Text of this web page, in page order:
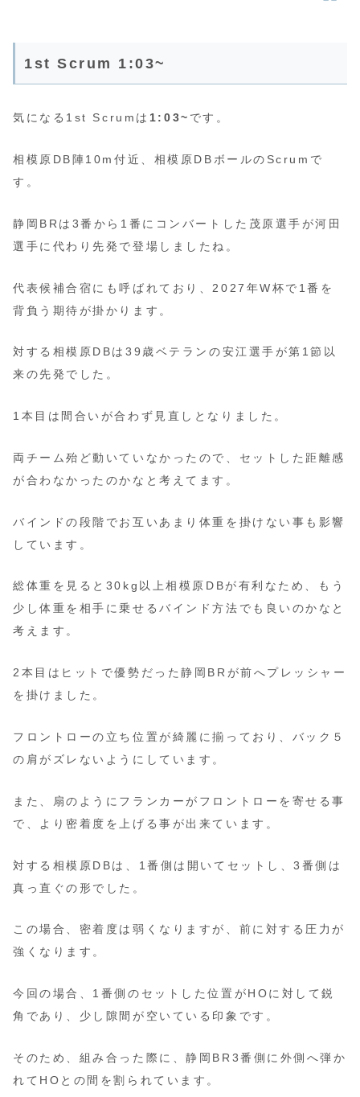
1st Scrum 1:03~
気になる1st Scrumは 1:03~ です。
相模原DB陣10m付近、相模原DBボールのScrumで
す。
静岡BRは3番から1番にコンバートした茂原選手が河田
選手に代わり先発で登場しましたね。
代表候補合宿にも呼ばれており、2027年W杯で1番を
背負う期待が掛かります。
対する相模原DBは39歳ベテランの安江選手が第1節以
来の先発でした。
1本目は間合いが合わず見直しとなりました。
両チーム殆ど動いていなかったので、セットした距離感
が合わなかったのかなと考えてます。
バインドの段階でお互いあまり体重を掛けない事も影響
しています。
総体重を見ると30kg以上相模原DBが有利なため、もう
少し体重を相手に乗せるバインド方法でも良いのかなと
考えます。
2本目はヒットで優勢だった静岡BRが前へプレッシャー
を掛けました。
フロントローの立ち位置が綺麗に揃っており、バック５
の肩がズレないようにしています。
また、扇のようにフランカーがフロントローを寄せる事
で、より密着度を上げる事が出来ています。
対する相模原DBは、1番側は開いてセットし、3番側は
真っ直ぐの形でした。
この場合、密着度は弱くなりますが、前に対する圧力が
強くなります。
今回の場合、1番側のセットした位置がHOに対して鋭
角であり、少し隙間が空いている印象です。
そのため、組み合った際に、静岡BR3番側に外側へ弾か
れてHOとの間を割られています。